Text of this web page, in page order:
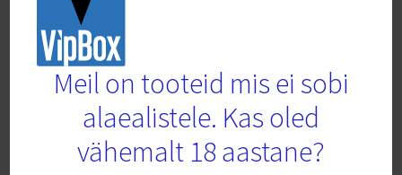
Meil on tooteid mis ei sobi
alaealistele. Kas oled
vähemalt 18 aastane?
Kohvioad 1kg, BATTISTINO
€26.96
Lisa korvi